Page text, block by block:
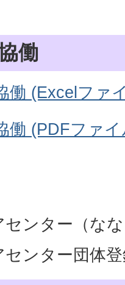
働
働 (Excelファ
働 (PDFファ
ンター（な
ンター団体